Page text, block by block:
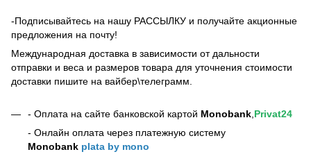
-Подписывайтесь на нашу РАССЫЛКУ и получайте акционные
предложения на почту!
Международная доставка в зависимости от дальности
отправки и веса и размеров товара для уточнения стоимости
доставки пишите на вайбер\телеграмм.
- Оплата на сайте банковской картой Monobank Privat24
- Онлайн оплата через платежную систему
Monobank plata by mono